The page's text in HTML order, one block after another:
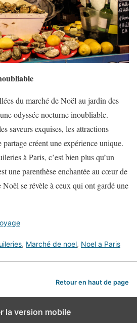
du marché de Noël au jardin des
odyssée nocturne inoubliable.
saveurs exquises, les attractions
partage créent une expérience unique.
à Paris, c’est bien plus qu’un
une parenthèse enchantée au cœur de
se révèle à ceux qui ont gardé une
, Marché de noel, Noel a Paris
Retour en haut de page
la version mobile